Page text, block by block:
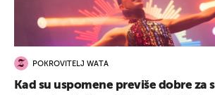
POKROVITELJ WATA
Kad su uspomene previše dobre za